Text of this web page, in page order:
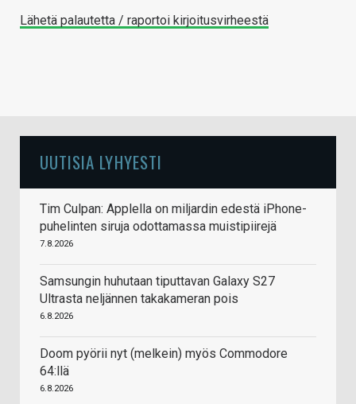
Lähetä palautetta / raportoi kirjoitusvirheestä
UUTISIA LYHYESTI
Tim Culpan: Applella on miljardin edestä iPhone-
puhelinten siruja odottamassa muistipiirejä
7.8.2026
Samsungin huhutaan tiputtavan Galaxy S27
Ultrasta neljännen takakameran pois
6.8.2026
Doom pyörii nyt (melkein) myös Commodore
64:llä
6.8.2026